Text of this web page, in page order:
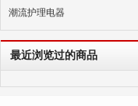
潮流护理电器
最近浏览过的商品